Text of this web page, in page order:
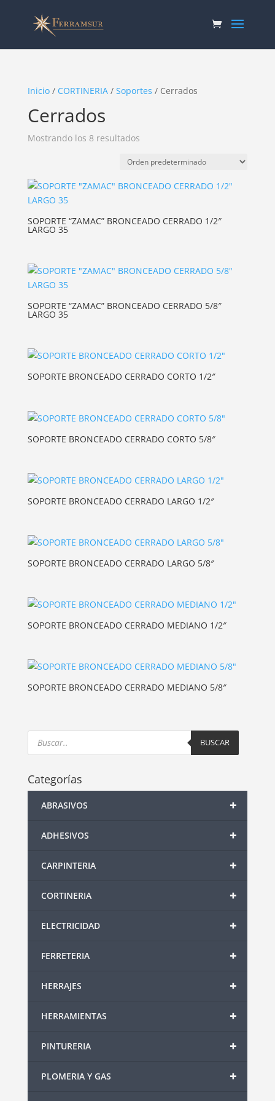
Inicio/ CORTINERIA/ Soportes / Cerrados
Cerrados
Mostrando los 8 resultados
SOPORTE “ZAMAC” BRONCEADO CERRADO 1/2″
LARGO 35
SOPORTE “ZAMAC” BRONCEADO CERRADO 5/8″
LARGO 35
SOPORTE BRONCEADO CERRADO CORTO 1/2″
SOPORTE BRONCEADO CERRADO CORTO 5/8″
SOPORTE BRONCEADO CERRADO LARGO 1/2″
SOPORTE BRONCEADO CERRADO LARGO 5/8″
SOPORTE BRONCEADO CERRADO MEDIANO 1/2″
SOPORTE BRONCEADO CERRADO MEDIANO 5/8″
Products
search BUSCAR
Categorías
+
ABRASIVOS
+
ADHESIVOS
+
CARPINTERIA
+
CORTINERIA
+
ELECTRICIDAD
+
FERRETERIA
+
HERRAJES
+
HERRAMIENTAS
+
PINTURERIA
+
PLOMERIA Y GAS